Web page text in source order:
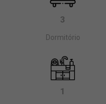
3
Dormitório
1